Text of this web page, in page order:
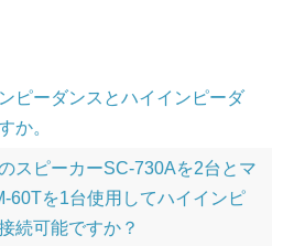
ピーダンスとハイインピーダ
か。
スピーカーSC-730Aを2台とマ
60Tを1台使用してハイインピ
続可能ですか？